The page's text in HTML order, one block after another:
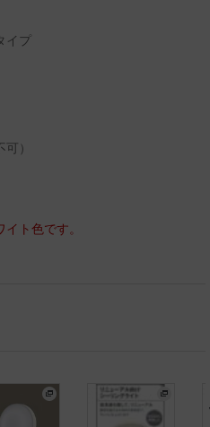
イプ
）
ト色です。